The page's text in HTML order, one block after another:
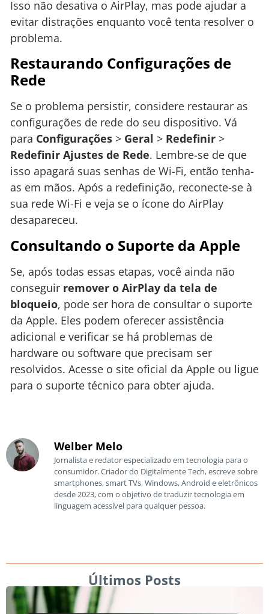
Isso não desativa o AirPlay, mas pode ajudar a
evitar distrações enquanto você tenta resolver o
problema.
Restaurando Configurações de
Rede
Se o problema persistir, considere restaurar as
configurações de rede do seu dispositivo. Vá
para Configurações > Geral > Redefinir >
Redefinir Ajustes de Rede. Lembre-se de que
isso apagará suas senhas de Wi-Fi, então tenha-
as em mãos. Após a redefinição, reconecte-se à
sua rede Wi-Fi e veja se o ícone do AirPlay
desapareceu.
Consultando o Suporte da Apple
Se, após todas essas etapas, você ainda não
conseguir remover o AirPlay da tela de
bloqueio, pode ser hora de consultar o suporte
da Apple. Eles podem oferecer assistência
adicional e verificar se há problemas de
hardware ou software que precisam ser
resolvidos. Acesse o site oficial da Apple ou ligue
para o suporte técnico para obter ajuda.
Welber Melo
Jornalista e redator especializado em tecnologia para o
consumidor. Criador do Digitalmente Tech, escreve sobre
smartphones, smart TVs, Windows, Android e eletrônicos
desde 2023, com o objetivo de traduzir tecnologia em
linguagem acessível para qualquer pessoa.
Últimos Posts